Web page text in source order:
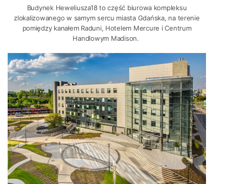
Budynek Heweliusza18 to część biurowa kompleksu
zlokalizowanego w samym sercu miasta Gdańska, na terenie
pomiędzy kanałem Raduni, Hotelem Mercure i Centrum
Handlowym Madison.